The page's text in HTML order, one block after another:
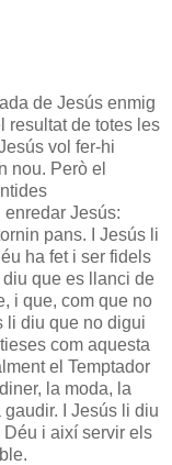
de Jesús enmig
resultat de totes les
vol fer-hi
nou. Però el
Jesús:
pans. I Jesús li
ha fet i ser fidels
que es llanci de
i que, com que no
li diu que no digui
com aquesta
el Temptador
la moda, la
I Jesús li diu
Déu i així servir els